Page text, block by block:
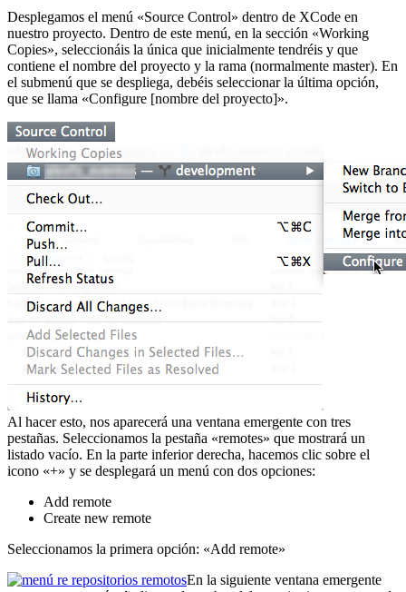
Desplegamos el menú «Source Control» dentro de XCode en
nuestro proyecto. Dentro de este menú, en la sección «Working
Copies», seleccionáis la única que inicialmente tendréis y que
contiene el nombre del proyecto y la rama (normalmente master). En
el submenú que se despliega, debéis seleccionar la última opción,
que se llama «Configure [nombre del proyecto]».
Al hacer esto, nos aparecerá una ventana emergente con tres
pestañas. Seleccionamos la pestaña «remotes» que mostrará un
listado vacío. En la parte inferior derecha, hacemos clic sobre el
icono «+» y se desplegará un menú con dos opciones:
Add remote
Create new remote
Seleccionamos la primera opción: «Add remote»
En la siguiente ventana emergente